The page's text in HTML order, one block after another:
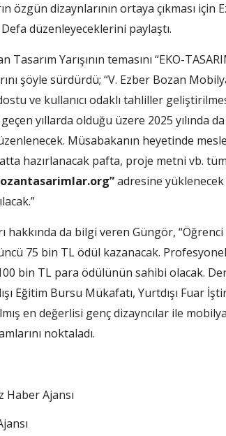
özgün dizaynlarının ortaya çıkması
Defa düzenleyeceklerini paylaştı.
Tasarım Yarışının temasını “EKO-
şöyle sürdürdü; “V. Ezber Bozan
ve kullanıcı odaklı tahliller
yıllarda olduğu üzere 2025 yılında
Müsabakanın heyetinde
hazırlanacak pafta, proje metni vb. tüm
adresine yüklenecek
hakkında da bilgi veren Güngör,
75 bin TL ödül kazanacak.
bin TL para ödülünün sahibi olacak.
Eğitim Bursu Mükafatı, Yurtdışı Fuar
en değerlisi genç dizayncılar ile
noktaladı.
Haber Ajansı